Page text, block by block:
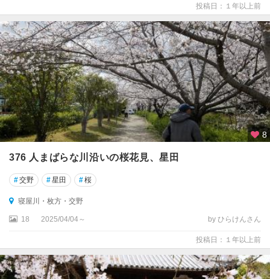
投稿日：１年以上前
8
376 人まばらな川沿いの桜花見、星田
#交野 #星田 #桜
寝屋川・枚方・交野
18 2025/04/04～ by ひらけんさん
投稿日：１年以上前